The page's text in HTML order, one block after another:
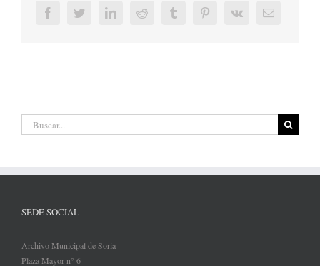
FacebookTwitterLinkedInReddit Tumblr PinterestVk
Correo
Buscar:
SEDE SOCIAL
Archivo Municipal de Soria
Plaza Mayor n° 6